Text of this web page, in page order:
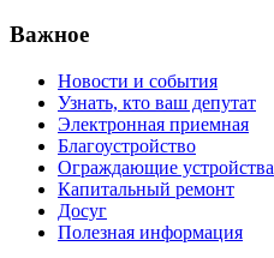
Важное
Новости и события
Узнать, кто ваш депутат
Электронная приемная
Благоустройство
Ограждающие устройства
Капитальный ремонт
Досуг
Полезная информация